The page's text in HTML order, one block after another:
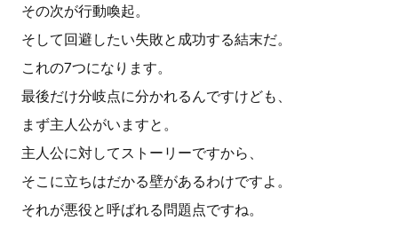
その次が行動喚起。
そして回避したい失敗と成功する結末だ。
これの7つになります。
最後だけ分岐点に分かれるんですけども、
まず主人公がいますと。
主人公に対してストーリーですから、
そこに立ちはだかる壁があるわけですよ。
それが悪役と呼ばれる問題点ですね。